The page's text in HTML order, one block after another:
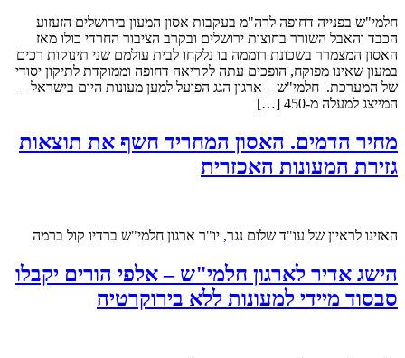
חלמי"ש בפנייה דחופה לרה"מ בעקבות אסון המעון בירושלים הזעזוע
הכבד והאבל השורר בחוצות ירושלים ובקרב הציבור החרדי כולו מאז
האסון המצמרר בשכונת רוממה בו נלקחו לבית עולמם שני תינוקות רכים
במעון שאינו מפוקח, הופכים עתה לקריאה דחופה וממוקדת לתיקון יסודי
של המערכת. חלמי"ש – ארגון הגג הפועל למען מעונות היום בישראל –
המייצג למעלה מ-450 […]
מחיר הדמים. האסון המחריד חשף את תוצאות
גזירת המעונות האכזרית
האזינו לראיון של עו"ד שלום נגר, יו"ר ארגון חלמי"ש ברדיו קול ברמה
הישג אדיר לארגון חלמי"ש – אלפי הורים יקבלו
סבסוד מיידי למעונות ללא בירוקרטיה